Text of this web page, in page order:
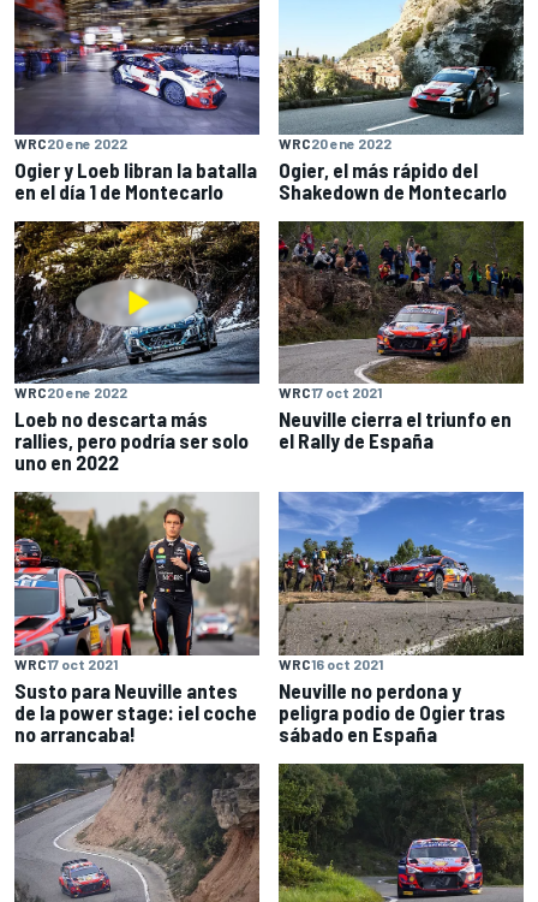
WRC20 ene 2022
Ogier y Loeb libran la batalla
en el día 1 de Montecarlo
WRC20 ene 2022
Ogier, el más rápido del
Shakedown de Montecarlo
WRC20 ene 2022
Loeb no descarta más
rallies, pero podría ser solo
uno en 2022
WRC17 oct 2021
Neuville cierra el triunfo en
el Rally de España
WRC17 oct 2021
Susto para Neuville antes
de la power stage: ¡el coche
no arrancaba!
WRC16 oct 2021
Neuville no perdona y
peligra podio de Ogier tras
sábado en España